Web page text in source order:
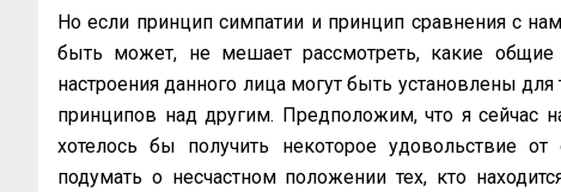
Но если принцип симпатии и принцип сравнения с
быть может, не мешает рассмотреть, какие общие
настроения данного лица могут быть установлены
принципов над другим. Предположим, что я сейчас
хотелось бы получить некоторое удовольствие
подумать о несчастном положении тех, кто